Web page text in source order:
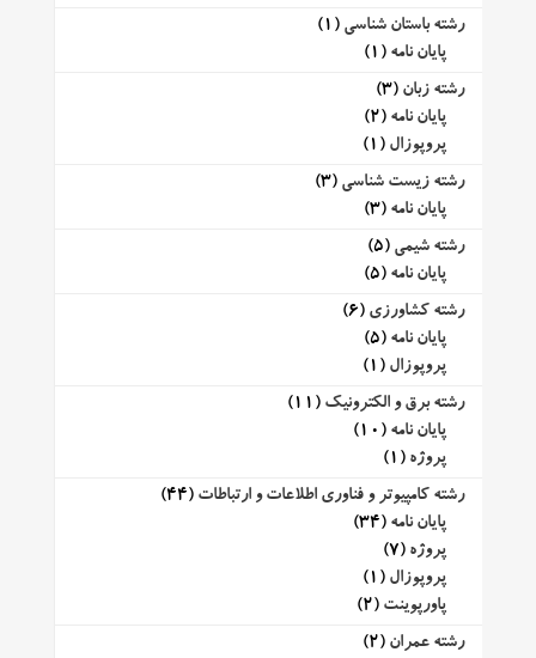
رشته باستان شناسی (1)
پایان نامه (1)
رشته زبان (3)
پایان نامه (2)
پروپوزال (1)
رشته زیست شناسی (3)
پایان نامه (3)
رشته شیمی (5)
پایان نامه (5)
رشته کشاورزی (6)
پایان نامه (5)
پروپوزال (1)
رشته برق و الکترونیک (11)
پایان نامه (10)
پروژه (1)
رشته کامپیوتر و فناوری اطلاعات و ارتباطات (44)
پایان نامه (34)
پروژه (7)
پروپوزال (1)
پاورپوینت (2)
رشته عمران (2)